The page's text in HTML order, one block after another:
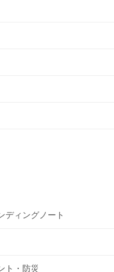
ディングノート
ト・防災